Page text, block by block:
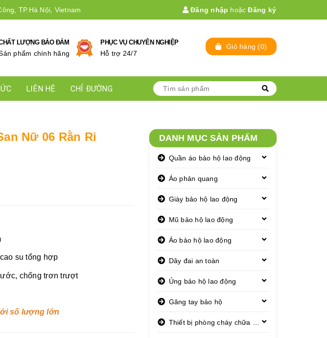
TP.Hà Nội, Vietnam Đăng nhập hoặc Đăng ký
LƯỢNG BẢO ĐẢM
phẩm chính hãng
PHỤC VỤ CHUYÊN NGHIỆP
Hỗ trợ 24/7
Giỏ hàng (0)
LIÊN HỆ CHỈ ĐƯỜNG
Nữ 06 Rằn Ri
su tổng hợp
chống trơn trượt
số lượng lớn
DANH MỤC SẢN PHẨM
Quần áo bảo hộ lao động
Áo phản quang
Giày bảo hộ lao động
Mũ bảo hộ lao động
Áo bảo hộ lao động
Dây đai an toàn
Ủng bảo hộ lao động
Găng tay bảo hộ